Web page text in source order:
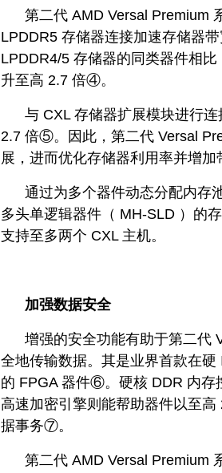
第二代 AMD Versal Premium
LPDDR5 存储器连接加速存储器
LPDDR4/5 存储器的同类器件相
升至高 2.7 倍④。
与 CXL 存储器扩展模块进行
2.7 倍⑤。因此，第二代 Versal
展，进而优化存储器利用率并增加
通过为多个器件动态分配内存
多头单逻辑器件（ MH-SLD ）的
支持至多两个 CXL 主机。
加强数据安全
增强的安全功能有助于第二代
全地传输数据。其是业界首款在
的 FPGA 器件⑥。硬核 DDR 内存
高速加密引擎则能帮助器件以至
据事务⑦。
第二代 AMD Versal Premium